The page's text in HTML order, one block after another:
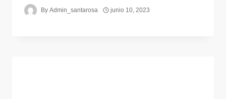
By Admin_santarosa junio 10, 2023